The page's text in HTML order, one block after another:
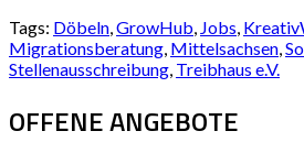
Tags: Döbeln,GrowHub, Jobs,
Migrationsberatung, Mittelsachsen,
Stellenausschreibung, Treibhaus e.V.
OFFENE ANGEBOTE